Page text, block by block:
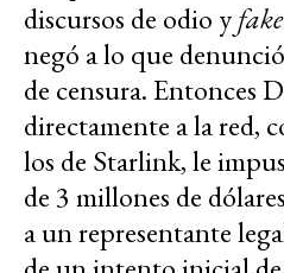
discursos de odio y
negó a lo que
de censura. Entonces
directamente a la red,
los de Starlink, le
de 3 millones de
a un representante